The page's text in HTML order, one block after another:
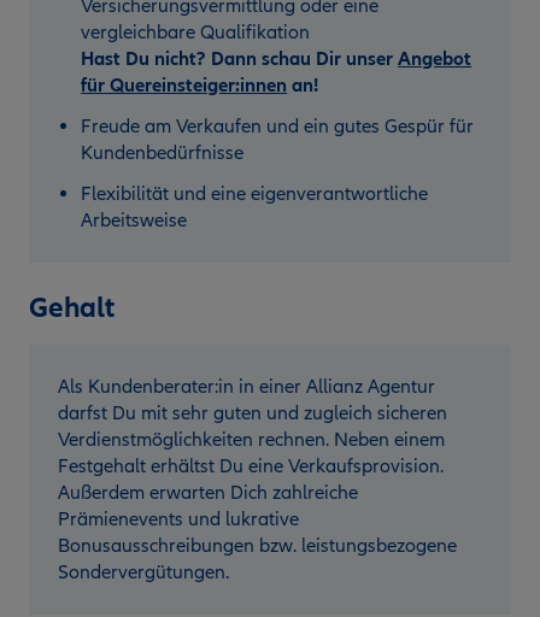
Versicherungsvermittlung oder eine
vergleichbare Qualifikation
Hast Du nicht? Dann schau Dir unserAngebot
für Quereinsteiger:innen an!
Freude am Verkaufen und ein gutes Gespür für
Kundenbedürfnisse
Flexibilität und eine eigenverantwortliche
Arbeitsweise
Gehalt
Als Kundenberater:in in einer Allianz Agentur
darfst Du mit sehr guten und zugleich sicheren
Verdienstmöglichkeiten rechnen. Neben einem
Festgehalt erhältst Du eine Verkaufsprovision.
Außerdem erwarten Dich zahlreiche
Prämienevents und lukrative
Bonusausschreibungen bzw. leistungsbezogene
Sondervergütungen.